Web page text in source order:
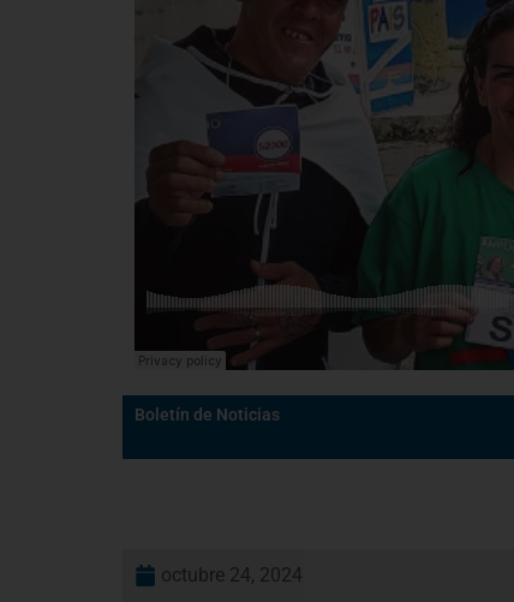
Boletín de Noticias
octubre 24, 2024